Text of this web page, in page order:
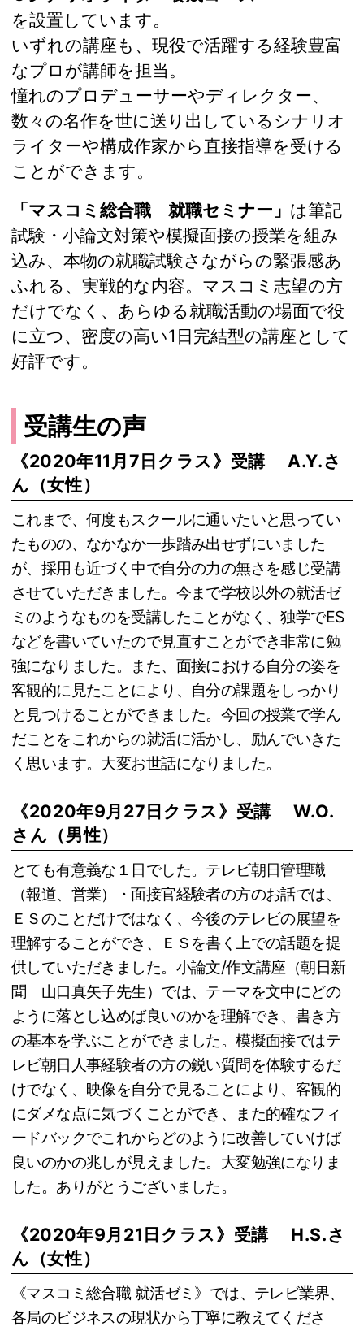
を設置しています。
いずれの講座も、現役で活躍する経験豊富
なプロが講師を担当。
憧れのプロデューサーやディレクター、
数々の名作を世に送り出しているシナリオ
ライターや構成作家から直接指導を受ける
ことができます。
「マスコミ総合職 就職セミナー」 は筆記
試験・小論文対策や模擬面接の授業を組み
込み、本物の就職試験さながらの緊張感あ
ふれる、実戦的な内容。マスコミ志望の方
だけでなく、あらゆる就職活動の場面で役
に立つ、密度の高い1日完結型の講座として
好評です。
受講生の声
《2020年11月7日クラス》受講 A.Y.さ
ん（女性）
これまで、何度もスクールに通いたいと思ってい
たものの、なかなか一歩踏み出せずにいました
が、採用も近づく中で自分の力の無さを感じ受講
させていただきました。今まで学校以外の就活ゼ
ミのようなものを受講したことがなく、独学でES
などを書いていたので見直すことができ非常に勉
強になりました。また、面接における自分の姿を
客観的に見たことにより、自分の課題をしっかり
と見つけることができました。今回の授業で学ん
だことをこれからの就活に活かし、励んでいきた
く思います。大変お世話になりました。
《2020年9月27日クラス》受講 W.O.
さん（男性）
とても有意義な１日でした。テレビ朝日管理職
（報道、営業）・面接官経験者の方のお話では、
ＥＳのことだけではなく、今後のテレビの展望を
理解することができ、ＥＳを書く上での話題を提
供していただきました。小論文/作文講座（朝日新
聞 山口真矢子先生）では、テーマを文中にどの
ように落とし込めば良いのかを理解でき、書き方
の基本を学ぶことができました。模擬面接ではテ
レビ朝日人事経験者の方の鋭い質問を体験するだ
けでなく、映像を自分で見ることにより、客観的
にダメな点に気づくことができ、また的確なフィ
ードバックでこれからどのように改善していけば
良いのかの兆しが見えました。大変勉強になりま
した。ありがとうございました。
《2020年9月21日クラス》受講 H.S.さ
ん（女性）
《マスコミ総合職 就活ゼミ》では、テレビ業界、
各局のビジネスの現状から丁寧に教えてくださ